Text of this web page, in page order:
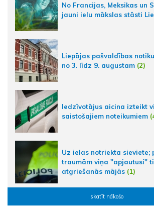
No Francijas, Meksikas un
jauni ielu mākslas stāsti
Liepājas pašvaldības
no 3. līdz 9. augustam (2)
Iedzīvotājus aicina izteikt
saistošajiem noteikumiem
Uz ielas notriekta sieviete;
traumām viņa "apjautusi"
atgriešanās mājās (1)
skatīt nākošo